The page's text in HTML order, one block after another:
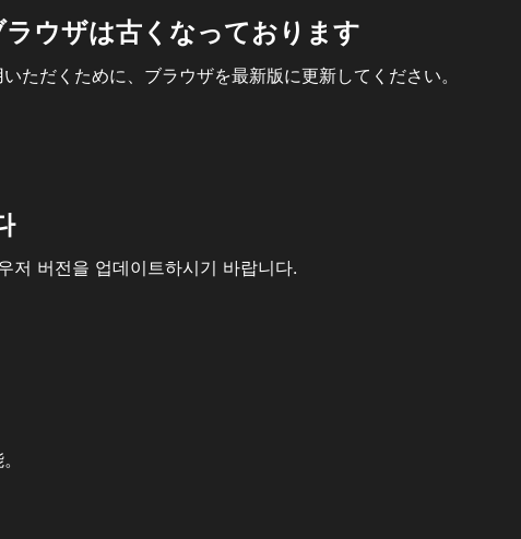
ウザは古くなっております
ただくために、ブラウザを最新版に更新してください。
저 버전을 업데이트하시기 바랍니다.